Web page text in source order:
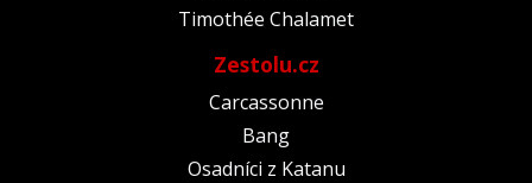
Timothée Chalamet
Zestolu.cz
Carcassonne
Bang
Osadníci z Katanu